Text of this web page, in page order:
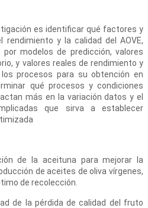
es identificar qué factores y
rendimiento y la calidad del AOVE,
modelos de predicción, valores
y valores reales de rendimiento y
procesos para su obtención en
qué procesos y condiciones
más en la variación datos y el
que sirva a establecer
de la aceituna para mejorar la
de aceites de oliva vírgenes,
de recolección.
de la pérdida de calidad del fruto